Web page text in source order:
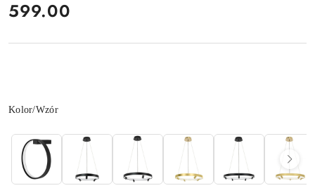
cena:
599.00
Wariant
Kolor/Wzór